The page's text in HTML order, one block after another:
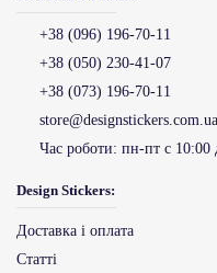
+38 (096) 196-70-11
+38 (050) 230-41-07
+38 (073) 196-70-11
store@designstickers.com.ua
Час роботи: пн-пт с 10:00
Design Stickers:
Доставка і оплата
Статті